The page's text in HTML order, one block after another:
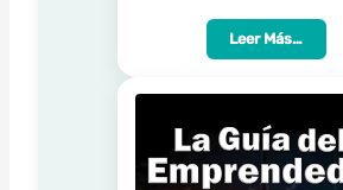
Leer Más…